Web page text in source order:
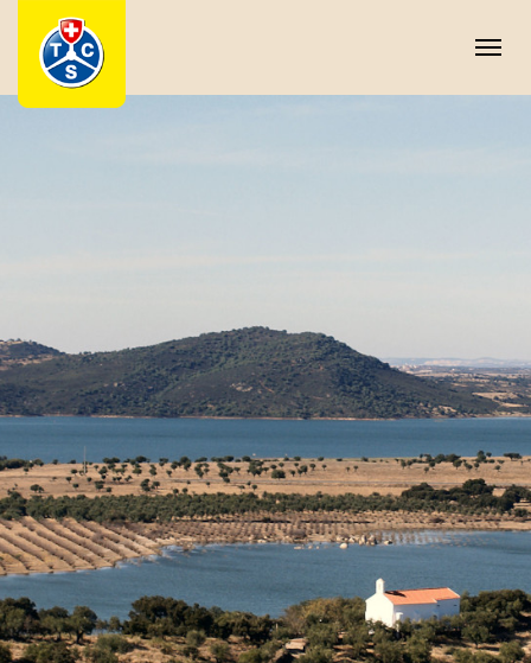
Cookie-Einstellungen